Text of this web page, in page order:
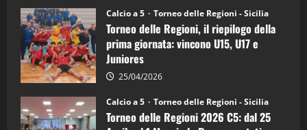
Juniores
è
vicecampione
d’Italia
Calcio a 5 Torneo delle Regioni - Sicilia
Torneo delle Regioni, il riepilogo della
prima giornata: vincono U15, U17 e
Juniores
25/04/2026
Calcio a 5 Torneo delle Regioni - Sicilia
Torneo delle Regioni 2026 C5: dal 25